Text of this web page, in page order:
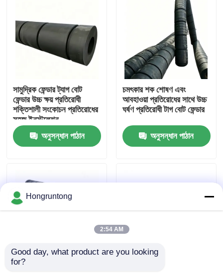
পণ্য
আমাদের সম্পর্কে
কারখানা ভ্রমণ
গুণমান নিয়ন্ত্রণ
উদ্ধৃতির জন্য আবেদন
ডক রাবার ফেন্ডার
সামুদ্রিক ফেন্ডার ট্যাগ বোট
ফেন্ডার উচ্চ ক্ষয় প্রতিরোধী
শক্তিশালী সংকোচন প্রতিরোধের
সহজ ইনস্টলেশন
অনুসন্ধান পাঠান
চমৎকার শক শোষণ এবং
আবহাওয়া প্রতিরোধের সাথে উচ্চ
ঘর্ষণ প্রতিরোধী টাগ বোট ফেন্ডার
অনুসন্ধান পাঠান
উচ্চ প্রভাব প্রতিরোধের সঙ্গে
Hongruntong
2:54 AM
Good day, what product are you looking
for?